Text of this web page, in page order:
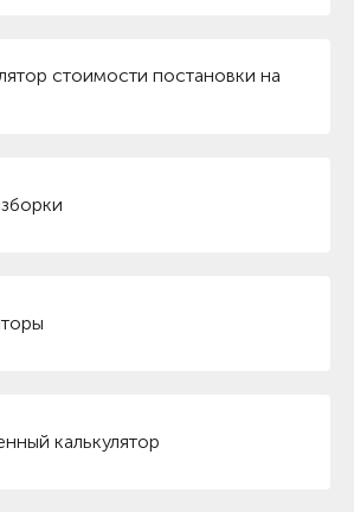
стоимости постановки на
калькулятор